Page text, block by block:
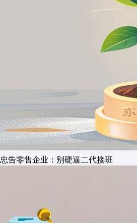
忠告零售企业：别硬逼二代接班